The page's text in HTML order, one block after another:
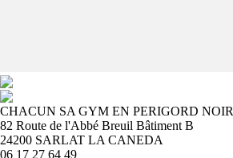
CHACUN SA GYM EN PERIGORD NOIR
82 Route de l'Abbé Breuil Bâtiment B
24200 SARLAT LA CANEDA
06 17 27 64 49